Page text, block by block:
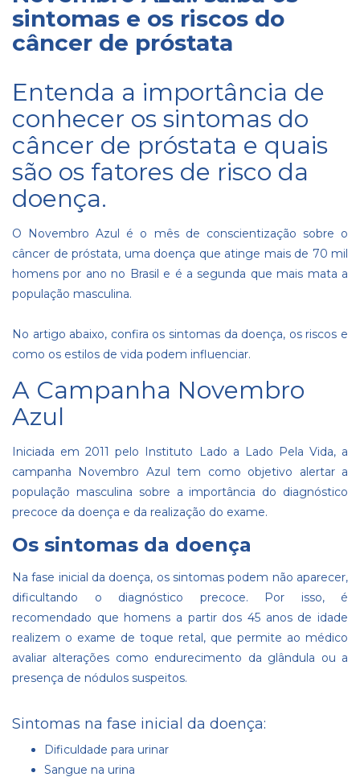
sintomas e os riscos do
câncer de próstata
Entenda a importância de
conhecer os sintomas do
câncer de próstata e quais
são os fatores de risco da
doença.
O Novembro Azul é o mês de conscientização sobre o
câncer de próstata, uma doença que atinge mais de 70 mil
homens por ano no Brasil e é a segunda que mais mata a
população masculina.
No artigo abaixo, confira os sintomas da doença, os riscos e
como os estilos de vida podem influenciar.
A Campanha Novembro
Azul
Iniciada em 2011 pelo Instituto Lado a Lado Pela Vida, a
campanha Novembro Azul tem como objetivo alertar a
população masculina sobre a importância do diagnóstico
precoce da doença e da realização do exame.
Os sintomas da doença
Na fase inicial da doença, os sintomas podem não aparecer,
dificultando o diagnóstico precoce. Por isso, é
recomendado que homens a partir dos 45 anos de idade
realizem o exame de toque retal, que permite ao médico
avaliar alterações como endurecimento da glândula ou a
presença de nódulos suspeitos.
Sintomas na fase inicial da doença:
Dificuldade para urinar
Sangue na urina